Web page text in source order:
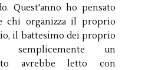
Quest'anno ho pensato
chi organizza il proprio
il battesimo dei proprio
un
avrebbe letto con